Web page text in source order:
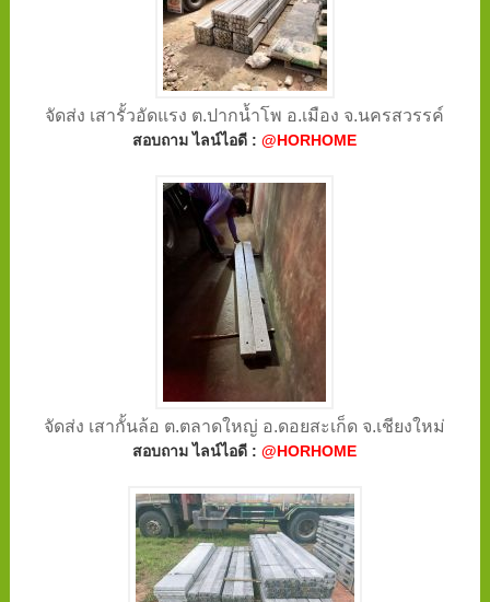
จัดส่ง เสารั้วอัดแรง ต.ปากน้ำโพ อ.เมือง จ.นครสวรรค์
สอบถาม ไลน์ไอดี :@HORHOME
จัดส่ง เสากั้นล้อ ต.ตลาดใหญ่ อ.ดอยสะเก็ด จ.เชียงใหม่
สอบถาม ไลน์ไอดี :@HORHOME